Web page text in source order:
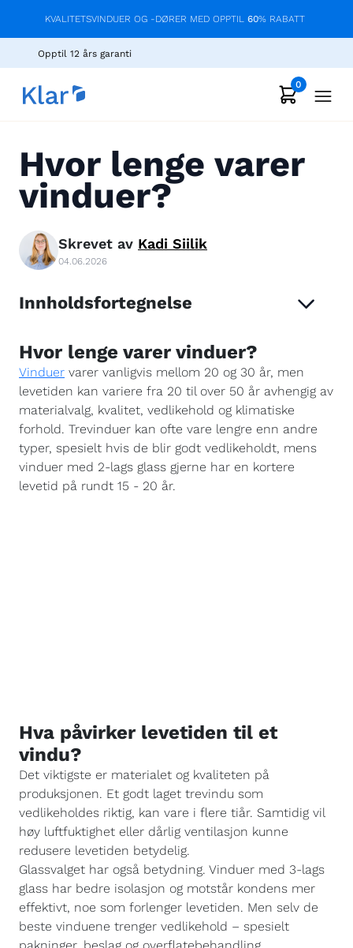
KVALITETSVINDUER OG -DØRER MED OPPTIL 60% RABATT
Opptil 12 års garanti
0
Hvor lenge varer
vinduer?
Skrevet av Kadi Siilik
04.06.2026
Innholdsfortegnelse
Hvor lenge varer vinduer?
Vinduer varer vanligvis mellom 20 og 30 år, men
levetiden kan variere fra 20 til over 50 år avhengig av
materialvalg, kvalitet, vedlikehold og klimatiske
forhold. Trevinduer kan ofte vare lengre enn andre
typer, spesielt hvis de blir godt vedlikeholdt, mens
vinduer med 2-lags glass gjerne har en kortere
levetid på rundt 15 - 20 år.
Hva påvirker levetiden til et
vindu?
Det viktigste er materialet og kvaliteten på
produksjonen. Et godt laget trevindu som
vedlikeholdes riktig, kan vare i flere tiår. Samtidig vil
høy luftfuktighet eller dårlig ventilasjon kunne
redusere levetiden betydelig.
Glassvalget har også betydning. Vinduer med 3-lags
glass har bedre isolasjon og motstår kondens mer
effektivt, noe som forlenger levetiden. Men selv de
beste vinduene trenger vedlikehold – spesielt